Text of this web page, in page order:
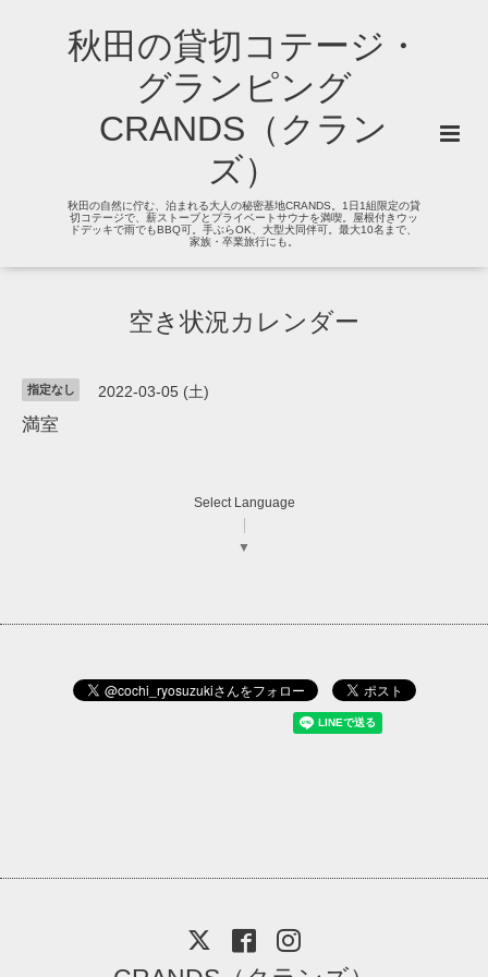
秋田の貸切コテージ・
グランピング
CRANDS（クラン
ズ）
秋田の自然に佇む、泊まれる大人の秘密基地CRANDS。1日1組限定の貸
切コテージで、薪ストーブとプライベートサウナを満喫。屋根付きウッ
ドデッキで雨でもBBQ可。手ぶらOK、大型犬同伴可。最大10名まで、
家族・卒業旅行にも。
空き状況カレンダー
指定なし 2022-03-05 (土)
満室
Select Language
▼